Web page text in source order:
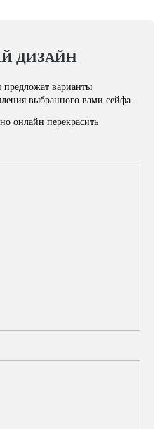
ДИЗАЙН
варианты
выбранного вами сейфа.
онлайн перекрасить